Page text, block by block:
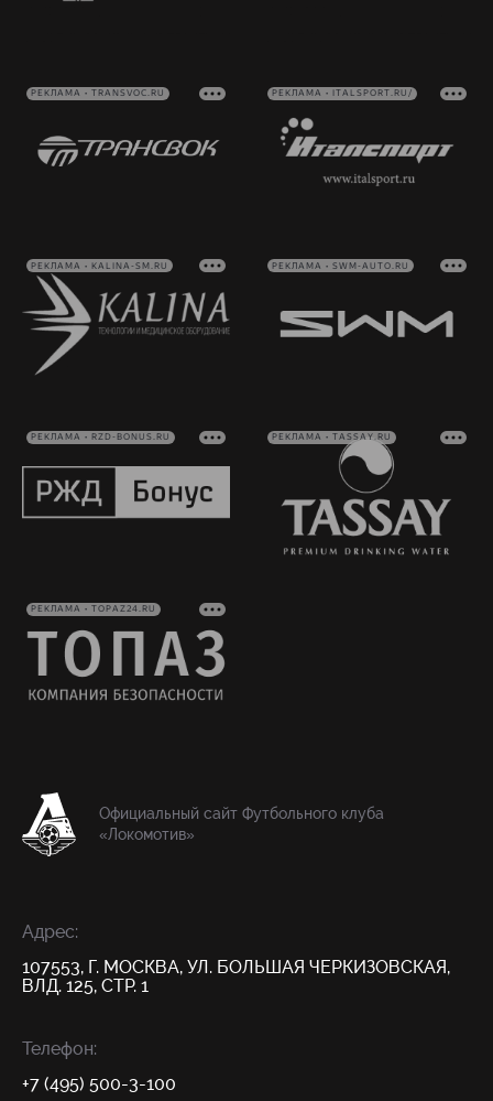
РЕКЛАМА • TRANSVOC.RU РЕКЛАМА • ITALSPORT.RU/
РЕКЛАМА • KALINA-SM.RU РЕКЛАМА • SWM-AUTO.RU
РЕКЛАМА • RZD-BONUS.RU РЕКЛАМА • TASSAY.RU
РЕКЛАМА • TOPAZ24.RU
Официальный сайт Футбольного клуба
«Локомотив»
Адрес:
107553, Г. МОСКВА, УЛ. БОЛЬШАЯ ЧЕРКИЗОВСКАЯ,
ВЛД. 125, СТР. 1
Телефон:
+7 (495) 500-3-100